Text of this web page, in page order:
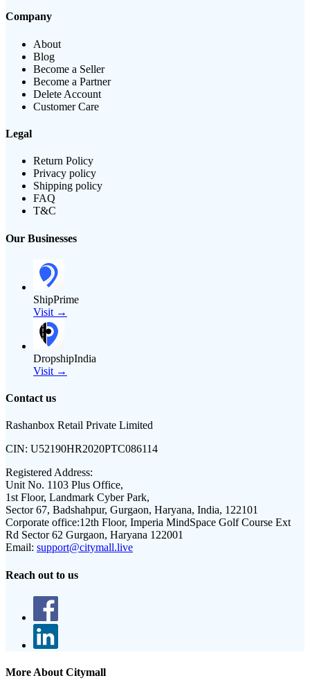
Company
About
Blog
Become a Seller
Become a Partner
Delete Account
Customer Care
Legal
Return Policy
Privacy policy
Shipping policy
FAQ
T&C
Our Businesses
ShipPrime
Visit →
DropshipIndia
Visit →
Contact us
Rashanbox Retail Private Limited
CIN: U52190HR2020PTC086114
Registered Address:
Unit No. 1103 Plus Office,
1st Floor, Landmark Cyber Park,
Sector 67, Badshahpur, Gurgaon, Haryana, India, 122101
Corporate office:12th Floor, Imperia MindSpace Golf Course Ext
Rd Sector 62 Gurgaon, Haryana 122001
Email: support@citymall.live
Reach out to us
More About Citymall